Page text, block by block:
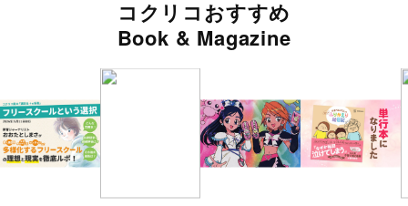
コクリコおすすめ
Book & Magazine